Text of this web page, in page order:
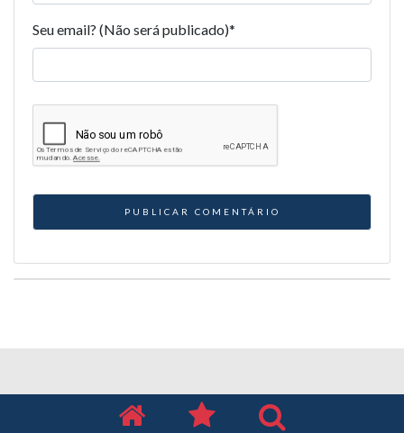
Seu email? (Não será publicado)*